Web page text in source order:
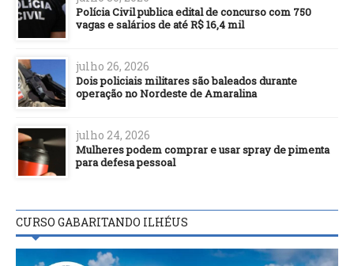
Polícia Civil publica edital de concurso com 750
vagas e salários de até R$ 16,4 mil
julho 26, 2026
Dois policiais militares são baleados durante
operação no Nordeste de Amaralina
julho 24, 2026
Mulheres podem comprar e usar spray de pimenta
para defesa pessoal
CURSO GABARITANDO ILHÉUS